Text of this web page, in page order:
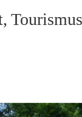
Tourismus